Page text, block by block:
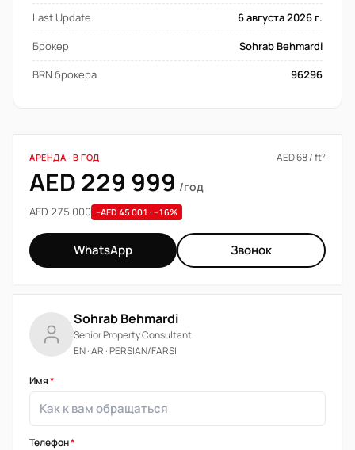
Last Update
6 августа 2026 г.
Брокер
Sohrab Behmardi
BRN брокера
96296
АРЕНДА · В ГОД AED 68 / ft²
AED 229 999 /год
AED 275 000 −AED 45 001 · −16%
WhatsApp Звонок
Sohrab Behmardi
Senior Property Consultant
EN · AR · PERSIAN/FARSI
Имя*
Телефон*